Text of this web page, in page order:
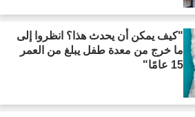
"كيف يمكن أن يحدث هذا؟ انظروا إلى
ما خرج من معدة طفل يبلغ من العمر
15 عامًا"